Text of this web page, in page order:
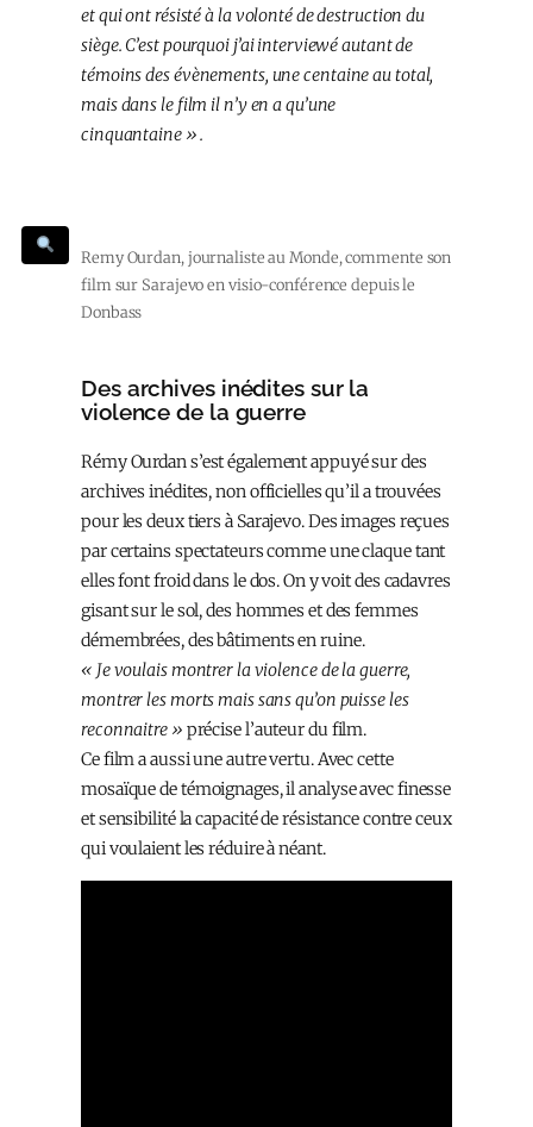
et qui ont résisté à la volonté de destruction du
siège. C’est pourquoi j’ai interviewé autant de
témoins des évènements, une centaine au total,
mais dans le film il n’y en a qu’une
cinquantaine ».
Remy Ourdan, journaliste au Monde, commente son
film sur Sarajevo en visio-conférence depuis le
Donbass
Des archives inédites sur la
violence de la guerre
Rémy Ourdan s’est également appuyé sur des
archives inédites, non officielles qu’il a trouvées
pour les deux tiers à Sarajevo. Des images reçues
par certains spectateurs comme une claque tant
elles font froid dans le dos. On y voit des cadavres
gisant sur le sol, des hommes et des femmes
démembrées, des bâtiments en ruine.
« Je voulais montrer la violence de la guerre,
montrer les morts mais sans qu’on puisse les
reconnaitre » précise l’auteur du film.
Ce film a aussi une autre vertu. Avec cette
mosaïque de témoignages, il analyse avec finesse
et sensibilité la capacité de résistance contre ceux
qui voulaient les réduire à néant.